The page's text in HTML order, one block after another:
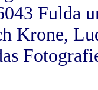
Fulda
Krone,